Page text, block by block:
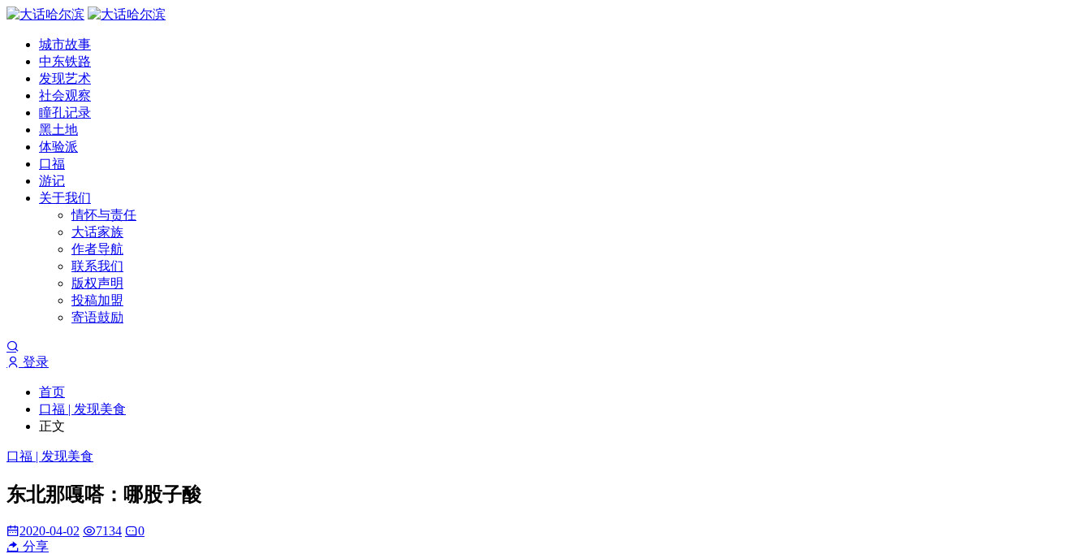
城市故事
中东铁路
发现艺术
社会观察
瞳孔记录
黑土地
体验派
口福
游记
关于我们
情怀与责任
大话家族
作者导航
联系我们
版权声明
投稿加盟
寄语鼓励
登录
首页
口福 | 发现美食
正文
口福 | 发现美食
东北那嘎嗒：哪股子酸
2020-04-02 7134
0
分享